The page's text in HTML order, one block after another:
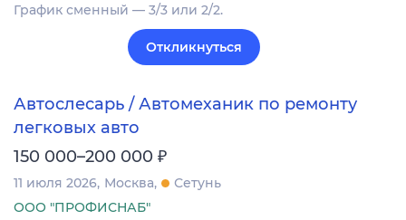
График сменный — 3/3 или 2/2.
Откликнуться
Автослесарь / Автомеханик по ремонту
легковых авто
150 000–200 000 ₽
11 июля 2026 Москва
Сетунь
ООО "ПРОФИСНАБ"